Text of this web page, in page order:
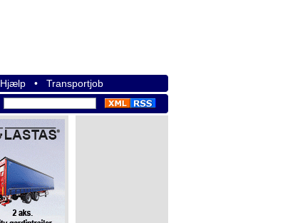
Hjælp • Transportjob